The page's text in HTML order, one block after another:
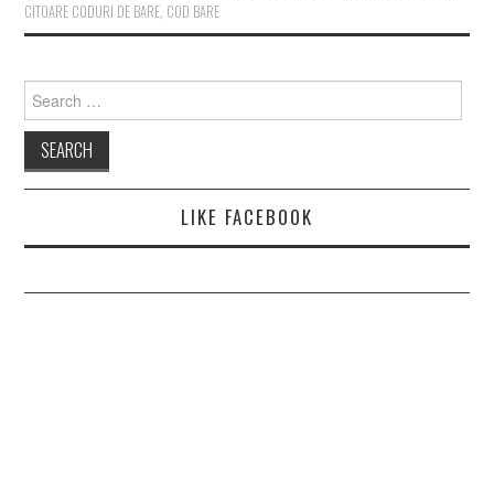
CITOARE CODURI DE BARE, COD BARE
Search
for:
LIKE FACEBOOK